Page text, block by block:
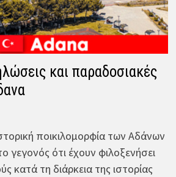
και παραδοσιακές
ποικιλομορφία των Αδάνων
γεγονός ότι έχουν φιλοξενήσει
κατά τη διάρκεια της ιστορίας